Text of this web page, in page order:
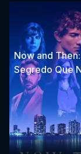
Now and
Segredo Que